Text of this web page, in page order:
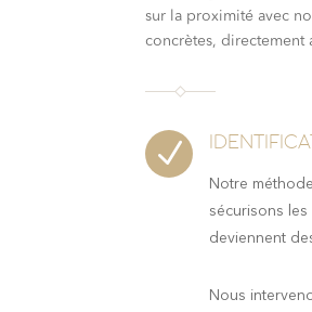
sur la proximité avec
concrètes, directement
N
Notre
sécurisons
deviennent
Nous